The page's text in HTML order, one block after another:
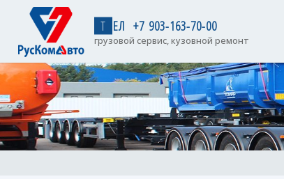
Т ЕЛ +7 903-163-70-00
грузовой сервис, кузовной ремонт